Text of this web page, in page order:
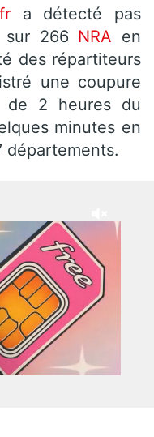
a détecté pas
sur 266NRA en
des répartiteurs
une coupure
de 2 heures du
minutes en
départements.